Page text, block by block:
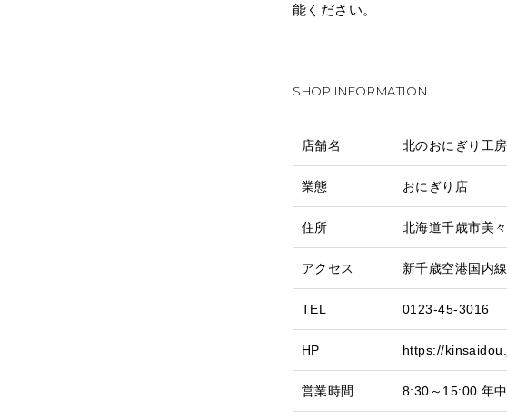
能ください。
SHOP INFORMATION
店舗名 北のおにぎり工
業態 おにぎり店
住所 北海道千
アクセス 新千歳空港国内
TEL 0123-45-3016
HP https://
営業時間 8:30～15:00